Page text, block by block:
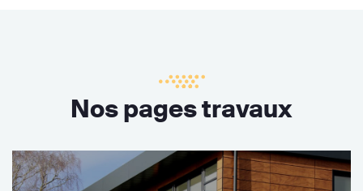
Nos pages travaux